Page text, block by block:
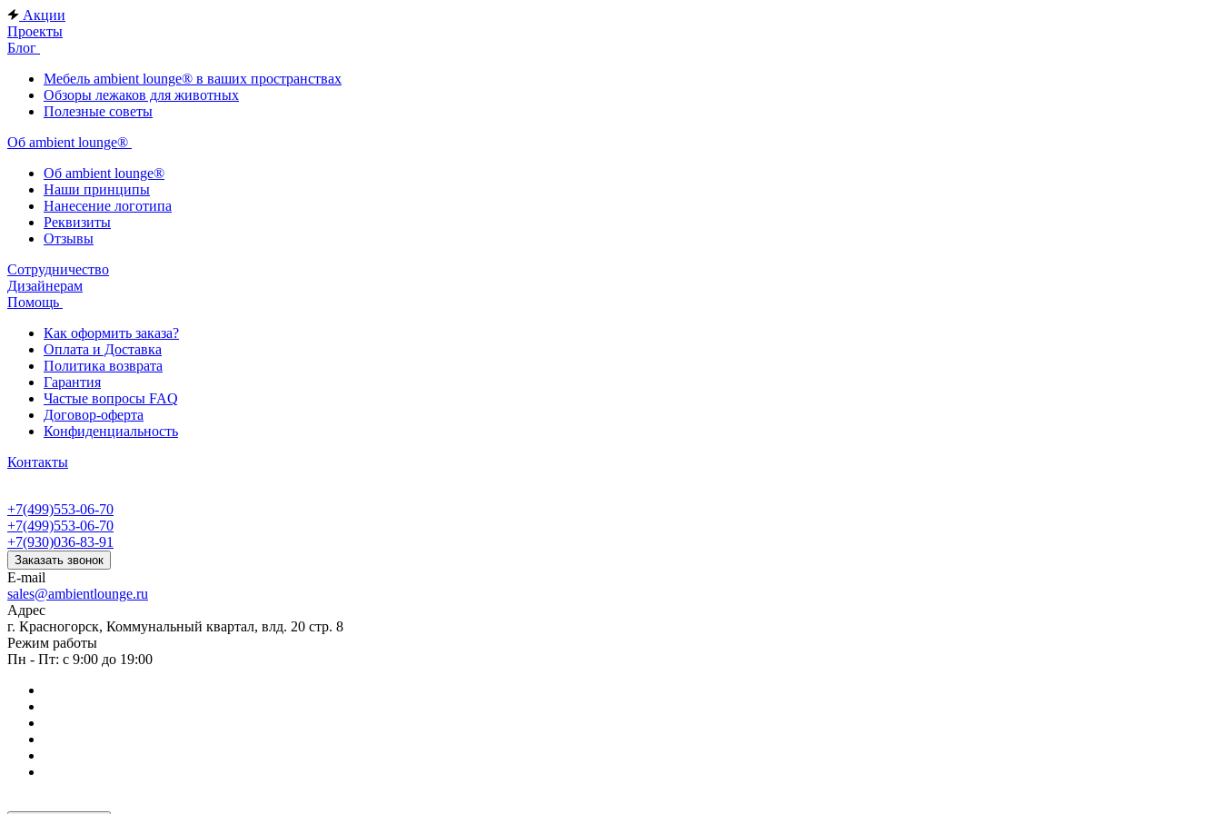
Акции
Проекты
Блог
Мебель ambient lounge® в ваших пространствах
Обзоры лежаков для животных
Полезные советы
Об ambient lounge®
Oб ambient lounge®
Наши принципы
Нанесение логотипа
Реквизиты
Отзывы
Сотрудничество
Дизайнерам
Помощь
Как оформить заказа?
Оплата и Доставка
Политика возврата
Гарантия
Частые вопросы FAQ
Договор-оферта
Конфиденциальность
Контакты
+7(499)553-06-70
+7(499)553-06-70
+7(930)036-83-91
Заказать звонок
E-mail
sales@ambientlounge.ru
Адрес
г. Красногорск, Коммунальный квартал, влд. 20 стр. 8
Режим работы
Пн - Пт: с 9:00 до 19:00